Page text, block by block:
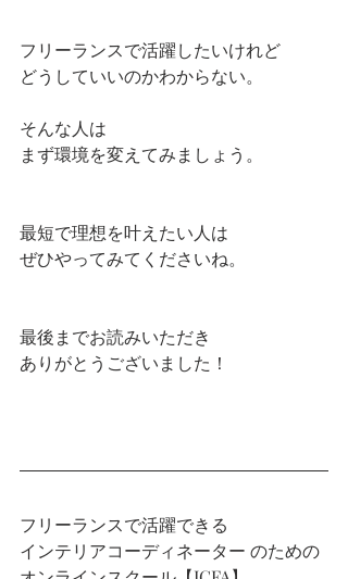
フリーランスで活躍したいけれど
どうしていいのかわからない。
そんな人は
まず環境を変えてみましょう。
最短で理想を叶えたい人は
ぜひやってみてくださいね。
最後までお読みいただき
ありがとうございました！
フリーランスで活躍できる
インテリアコーディネーター のための